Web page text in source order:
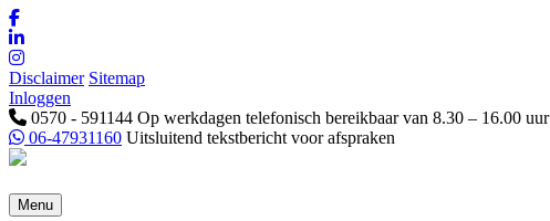
Disclaimer Sitemap
Inloggen
0570 - 591144 Op werkdagen telefonisch bereikbaar van 8.30 – 16.00 uur
06-47931160 Uitsluitend tekstbericht voor afspraken
Menu